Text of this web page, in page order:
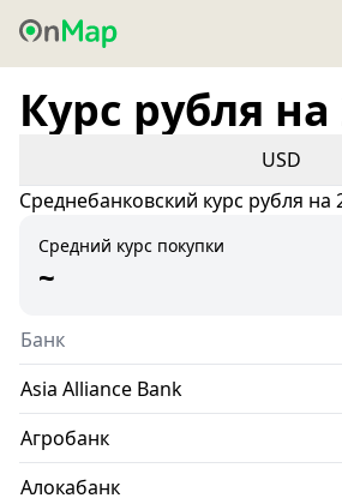
Курс рубля на
USD
Среднебанковский курс рубля на
Средний курс покупки
~
Банк
Asia Alliance Bank
Агробанк
Алокабанк